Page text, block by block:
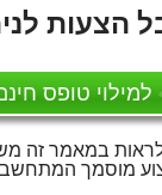
לניהול
למילוי טופס
במאמר זה
מוסמך המתחשב